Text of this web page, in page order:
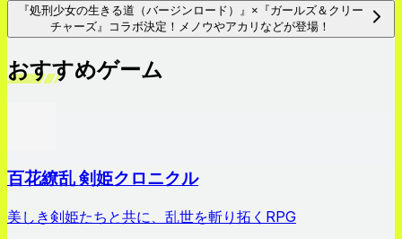
『処刑少女の生きる道（バージンロード）』×『ガールズ＆クリー
チャーズ』コラボ決定！メノウやアカリなどが登場！
おすすめゲーム
百花繚乱 剣姫クロニクル
美しき剣姫たちと共に、乱世を斬り拓くRPG